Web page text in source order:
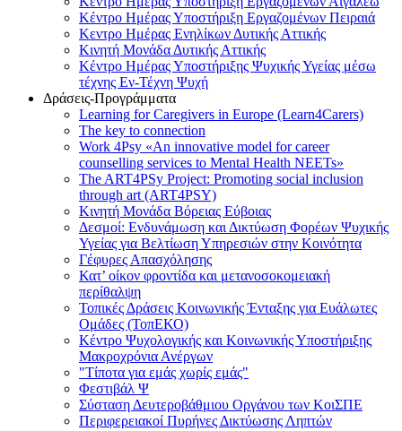
Κέντρο Ημέρας Υποστήριξη Eργαζομένων Πειραιά
Κεντρο Ημέρας Ενηλίκων Δυτικής Αττικής
Κινητή Μονάδα Δυτικής Αττικής
Κέντρο Ημέρας Υποστήριξης Ψυχικής Υγείας μέσω
τέχνης Εν-Τέχνη Ψυχή
Δράσεις-Προγράμματα
Learning for Caregivers in Europe (Learn4Carers)
Τhe key to connection
Work 4Psy «An innovative model for career
counselling services to Mental Health NEETs»
The ART4PSy Project: Promoting social inclusion
through art (ART4PSY)
Κινητή Μονάδα Βόρειας Εύβοιας
Δεσμοί: Ενδυνάμωση και Δικτύωση Φορέων Ψυχικής
Υγείας για Βελτίωση Υπηρεσιών στην Κοινότητα
Γέφυρες Απασχόλησης
Κατ’ οίκον φροντίδα και μετανοσοκομειακή
περίθαλψη
Τοπικές Δράσεις Κοινωνικής Ένταξης για Ευάλωτες
Ομάδες (ΤοπΕΚΟ)
Κέντρο Ψυχολογικής και Κοινωνικής Υποστήριξης
Μακροχρόνια Ανέργων
"Τίποτα για εμάς χωρίς εμάς"
Φεστιβάλ Ψ
Σύσταση Δευτεροβάθμιου Οργάνου των ΚοιΣΠΕ
Περιφερειακοί Πυρήνες Δικτύωσης Ληπτών